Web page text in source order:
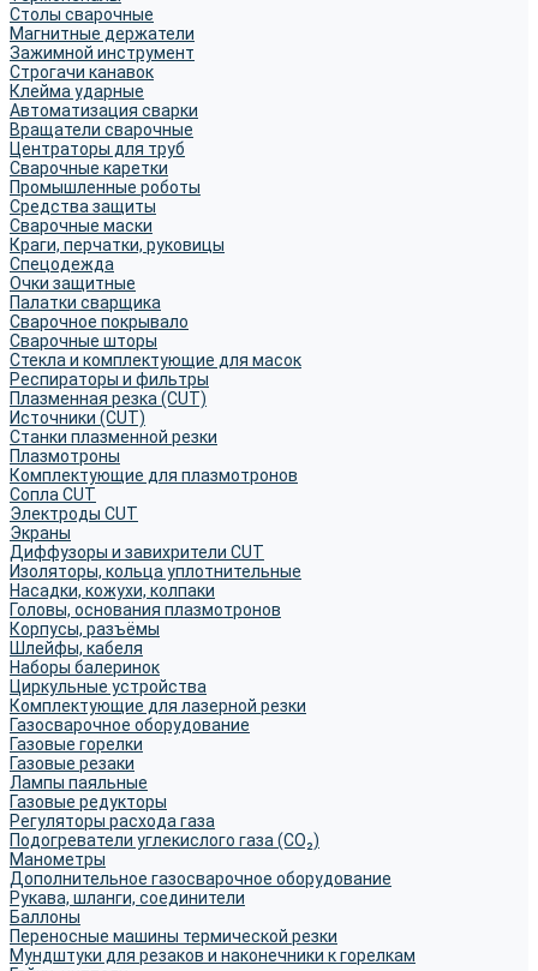
Столы сварочные
Магнитные держатели
Зажимной инструмент
Строгачи канавок
Клейма ударные
Автоматизация сварки
Вращатели сварочные
Центраторы для труб
Сварочные каретки
Промышленные роботы
Средства защиты
Сварочные маски
Краги, перчатки, руковицы
Спецодежда
Очки защитные
Палатки сварщика
Сварочное покрывало
Сварочные шторы
Стекла и комплектующие для масок
Респираторы и фильтры
Плазменная резка (CUT)
Источники (CUT)
Станки плазменной резки
Плазмотроны
Комплектующие для плазмотронов
Сопла CUT
Электроды CUT
Экраны
Диффузоры и завихрители CUT
Изоляторы, кольца уплотнительные
Насадки, кожухи, колпаки
Головы, основания плазмотронов
Корпусы, разъёмы
Шлейфы, кабеля
Наборы балеринок
Циркульные устройства
Комплектующие для лазерной резки
Газосварочное оборудование
Газовые горелки
Газовые резаки
Лампы паяльные
Газовые редукторы
Регуляторы расхода газа
Подогреватели углекислого газа (CO₂)
Манометры
Дополнительное газосварочное оборудование
Рукава, шланги, соединители
Баллоны
Переносные машины термической резки
Мундштуки для резаков и наконечники к горелкам